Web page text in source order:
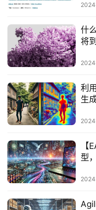
2024
什
将
2024
利
生
2024
【
型
2024